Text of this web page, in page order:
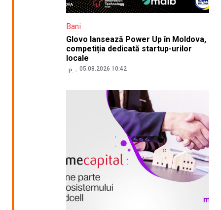
Bani
Glovo lansează Power Up în Moldova,
competiția dedicată startup-urilor
locale
P. 05.08.2026 10:42